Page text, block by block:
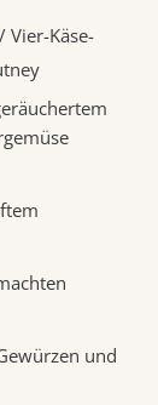
Vier-Käse-
und